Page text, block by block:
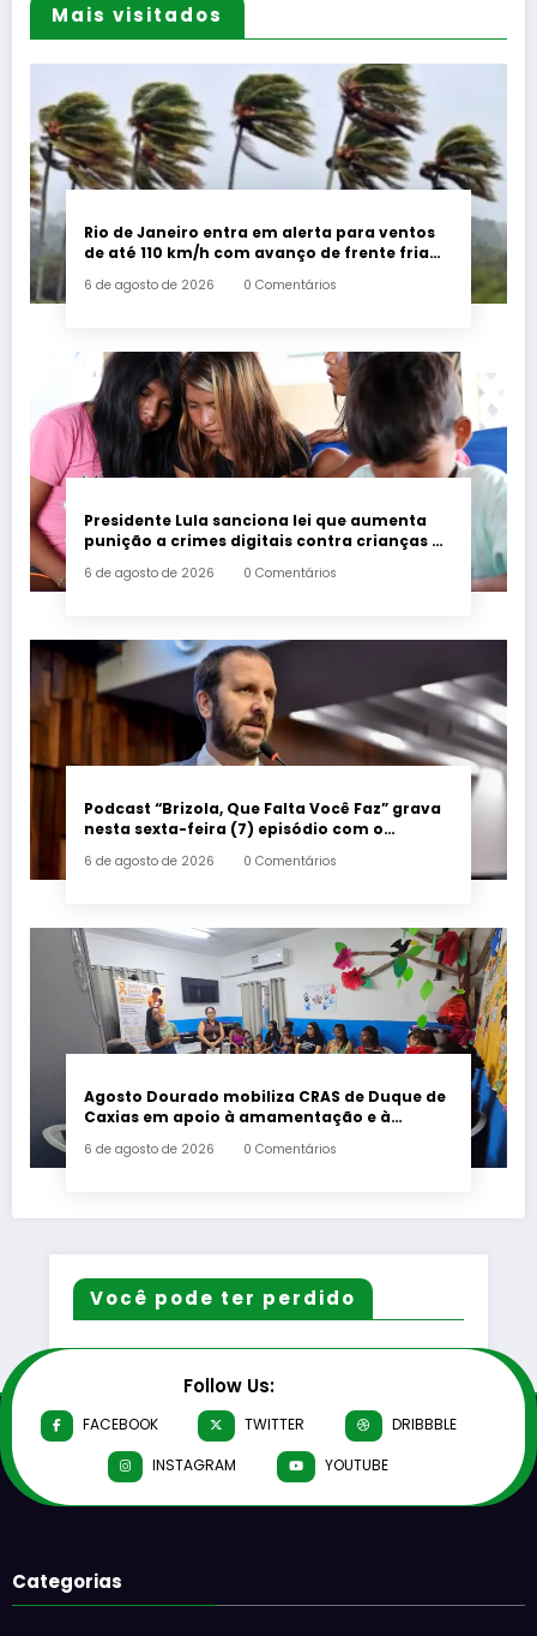
Mais visitados
Rio de Janeiro entra em alerta para ventos
de até 110 km/h com avanço de frente fria
6 de agosto de 2026 0 Comentários
Presidente Lula sanciona lei que aumenta
punição a crimes digitais contra crianças é
6 de agosto de 2026 0 Comentários
Podcast “Brizola, Que Falta Você Faz” grava
nesta sexta-feira (7) episódio com o
6 de agosto de 2026 0 Comentários
Agosto Dourado mobiliza CRAS de Duque de
Caxias em apoio à amamentação e à
6 de agosto de 2026 0 Comentários
Você pode ter perdido
Follow Us:
FACEBOOK TWITTER
DRIBBBLE
INSTAGRAM
YOUTUBE
Categorias